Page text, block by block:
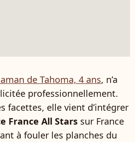
de Tahoma, 4 ans, n’a
professionnellement.
facettes, elle vient d’intégrer
France All Stars sur France
à fouler les planches du